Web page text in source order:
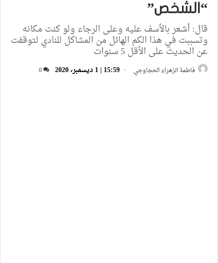
“الشخص”
قال: أشعر بالأسف عليه وعلى الرجاء ولو كنت مكانه
وتسببت في هذا الكم الهائل من المشاكل للنادي لتوقفت
عن الحديث على الأقل 5 سنوات
فاطمة الزهراء الحجاوجي 15:59 | 1 ديسمبر، 2020 0